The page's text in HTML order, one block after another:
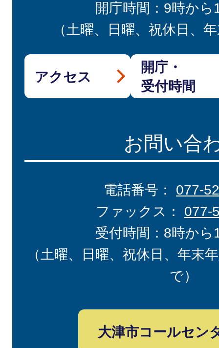
開庁時間：9時から
（土曜、日曜、祝休日、
アクセス
開庁・
受付時間
お問い合
電話番号： 077-
ファックス： 077-
受付時間：8時から
（土曜、日曜、祝休日、年末
で）
大津市コールセン